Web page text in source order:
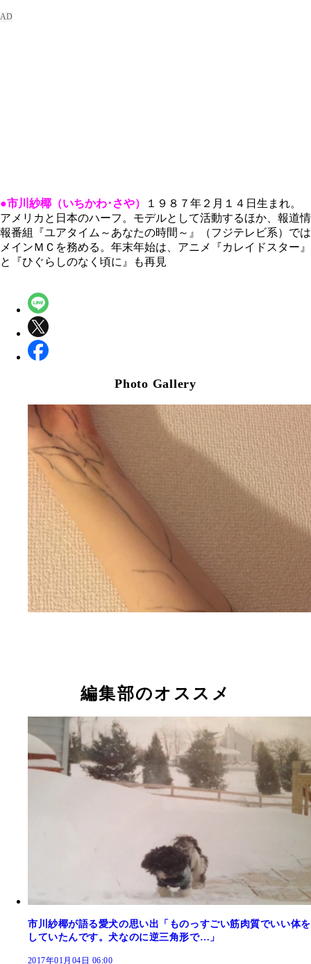
●市川紗椰（いちかわ･さや）
１９８７年２月１４日生まれ。
アメリカと日本のハーフ。モデルとして活動するほか、報道情
報番組『ユアタイム～あなたの時間～』（フジテレビ系）では
メインＭＣを務める。年末年始は、アニメ『カレイドスター』
と『ひぐらしのなく頃に』も再見
Photo Gallery
編集部のオススメ
市川紗椰が語る愛犬の思い出「ものっすごい筋肉質でいい体を
していたんです。犬なのに逆三角形で…」
2017年01月04日 06:00